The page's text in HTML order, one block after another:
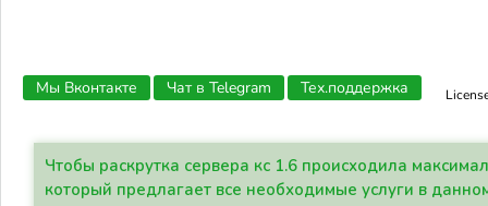
Мы Вконтакте Чат в Telegram Тех.поддержка
Чтобы раскрутка сервера кс 1.6 происходила
который предлагает все необходимые услуги в